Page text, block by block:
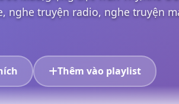
nghe truyện radio, nghe truyện
Thêm vào playlist